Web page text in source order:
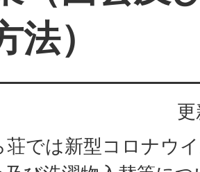
法）
荘では新型コロナウ